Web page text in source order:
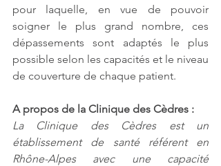
pour laquelle, en vue de pouvoir
soigner le plus grand nombre, ces
dépassements sont adaptés le plus
possible selon les capacités et le niveau
de couverture de chaque patient.
A propos de la Clinique des Cèdres :
La Clinique des Cèdres est un
établissement de santé référent en
Rhône-Alpes avec une capacité